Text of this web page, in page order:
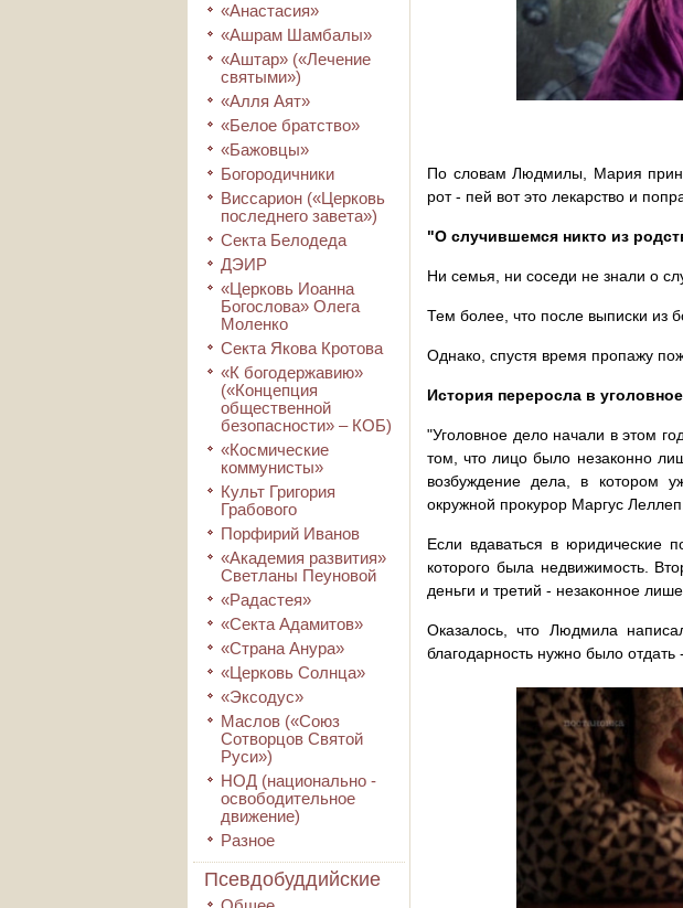
«Анастасия»
«Ашрам Шамбалы»
«Аштар» («Лечение
святыми»)
«Алля Аят»
«Белое братство»
«Бажовцы»
Богородичники
Виссарион («Церковь
последнего завета»)
Секта Белодеда
ДЭИР
«Церковь Иоанна
Богослова» Олега
Моленко
Секта Якова Кротова
«К богодержавию»
(«Концепция
общественной
безопасности» – КОБ)
«Космические
коммунисты»
Культ Григория
Грабового
Порфирий Иванов
«Академия развития»
Светланы Пеуновой
«Радастея»
«Секта Адамитов»
«Страна Анура»
«Церковь Солнца»
«Эксодус»
Маслов («Союз
Сотворцов Святой
Руси»)
НОД (национально -
освободительное
движение)
Разное
Псевдобуддийские
По словам Людмилы, Мария
рот - пей вот это лекарство и
"О случившемся никто из
Ни семья, ни соседи не знали о
Тем более, что после выписки из
Однако, спустя время пропажу
История переросла в
"Уголовное дело начали в этом
том, что лицо было незаконно
возбуждение дела, в котором
окружной прокурор Маргус Леллеп.
Если вдаваться в юридические
которого была недвижимость.
деньги и третий - незаконное
Оказалось, что Людмила
благодарность нужно было